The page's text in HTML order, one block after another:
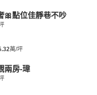
🎀點位佳靜巷不吵
萬/坪
兩房-瑋